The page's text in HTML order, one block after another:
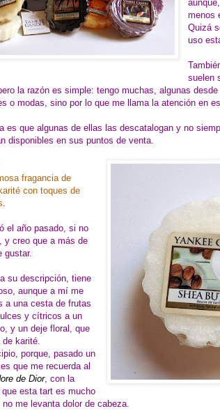
menos
Quizá
uso
suelen
la razón es simple: tengo muchas, algunas
o modas, sino por lo que me llama la atención en
es que algunas de ellas las descatalogan y no
disponibles en sus puntos de venta.
fragancia de
con toques de
.
el año pasado, si no
y creo que a más de
gustar.
su descripción, tiene
aunque a mí me
a una cesta de frutas
y cítricos a un
y un deje floral, que
karité.
porque, pasado un
que me recuerda al
de Dior, con la
esta tart es mucho
me levanta dolor de cabeza.